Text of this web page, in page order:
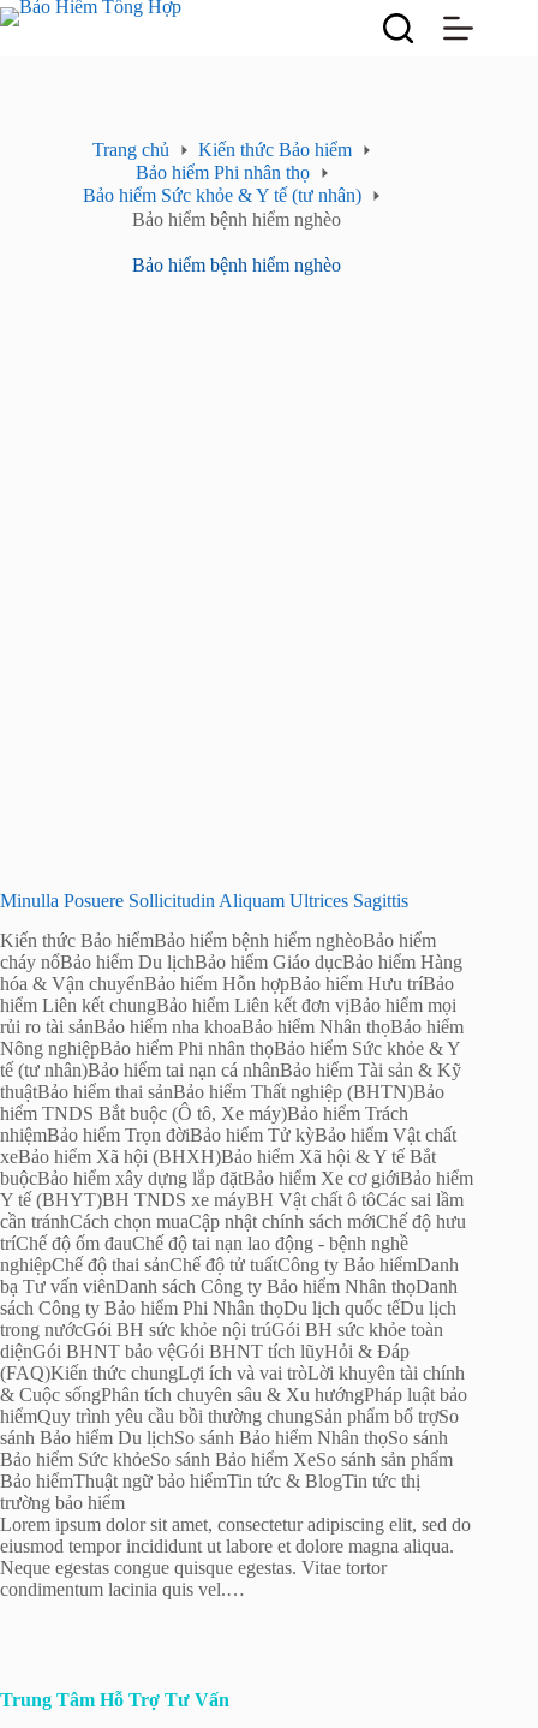
Chuyển
đến
Trang chủ
Kiến thức Bảo hiểm
Bảo hiểm Phi nhân thọ
Bảo hiểm Sức khỏe & Y tế (tư nhân)
Bảo hiểm bệnh hiểm nghèo
Bảo hiểm bệnh hiểm nghèo
Minulla Posuere Sollicitudin Aliquam Ultrices Sagittis
Kiến thức Bảo hiểmBảo hiểm bệnh hiểm nghèoBảo hiểm
cháy nổBảo hiểm Du lịchBảo hiểm Giáo dụcBảo hiểm Hàng
hóa & Vận chuyểnBảo hiểm Hỗn hợpBảo hiểm Hưu tríBảo
hiểm Liên kết chungBảo hiểm Liên kết đơn vịBảo hiểm mọi
rủi ro tài sảnBảo hiểm nha khoaBảo hiểm Nhân thọBảo hiểm
Nông nghiệpBảo hiểm Phi nhân thọBảo hiểm Sức khỏe & Y
tế (tư nhân)Bảo hiểm tai nạn cá nhânBảo hiểm Tài sản & Kỹ
thuậtBảo hiểm thai sảnBảo hiểm Thất nghiệp (BHTN)Bảo
hiểm TNDS Bắt buộc (Ô tô, Xe máy)Bảo hiểm Trách
nhiệmBảo hiểm Trọn đờiBảo hiểm Tử kỳBảo hiểm Vật chất
xeBảo hiểm Xã hội (BHXH)Bảo hiểm Xã hội & Y tế Bắt
buộcBảo hiểm xây dựng lắp đặtBảo hiểm Xe cơ giớiBảo hiểm
Y tế (BHYT)BH TNDS xe máyBH Vật chất ô tôCác sai lầm
cần tránhCách chọn muaCập nhật chính sách mớiChế độ hưu
tríChế độ ốm đauChế độ tai nạn lao động - bệnh nghề
nghiệpChế độ thai sảnChế độ tử tuấtCông ty Bảo hiểmDanh
bạ Tư vấn viênDanh sách Công ty Bảo hiểm Nhân thọDanh
sách Công ty Bảo hiểm Phi Nhân thọDu lịch quốc tếDu lịch
trong nướcGói BH sức khỏe nội trúGói BH sức khỏe toàn
diệnGói BHNT bảo vệGói BHNT tích lũyHỏi & Đáp
(FAQ)Kiến thức chungLợi ích và vai tròLời khuyên tài chính
& Cuộc sốngPhân tích chuyên sâu & Xu hướngPháp luật bảo
hiểmQuy trình yêu cầu bồi thường chungSản phẩm bổ trợSo
sánh Bảo hiểm Du lịchSo sánh Bảo hiểm Nhân thọSo sánh
Bảo hiểm Sức khỏeSo sánh Bảo hiểm XeSo sánh sản phẩm
Bảo hiểmThuật ngữ bảo hiểmTin tức & BlogTin tức thị
trường bảo hiểm
Lorem ipsum dolor sit amet, consectetur adipiscing elit, sed do
eiusmod tempor incididunt ut labore et dolore magna aliqua.
Neque egestas congue quisque egestas. Vitae tortor
condimentum lacinia quis vel.…
Trung Tâm Hỗ Trợ Tư Vấn